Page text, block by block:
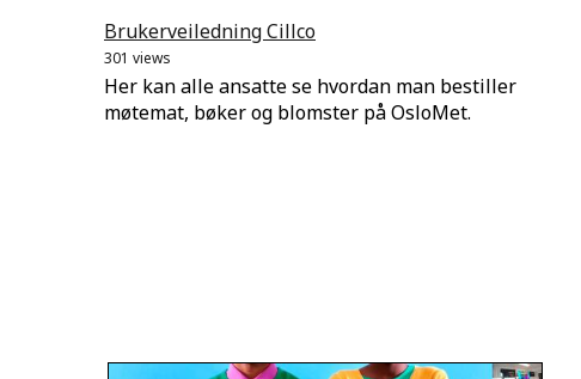
Brukerveiledning Cillco
301 views
Her kan alle ansatte se hvordan man bestiller
møtemat, bøker og blomster på OsloMet.